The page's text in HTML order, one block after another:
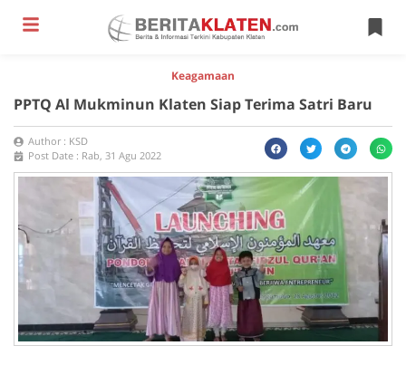
Keagamaan
PPTQ Al Mukminun Klaten Siap Terima Satri Baru
Author : KSD
Post Date : Rab, 31 Agu 2022